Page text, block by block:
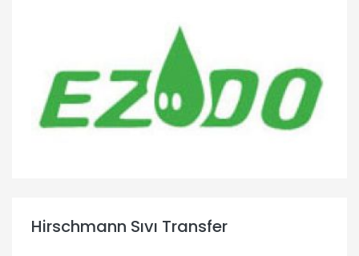
Hirschmann Sıvı Transfer